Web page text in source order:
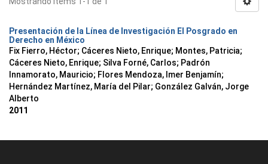
Presentación de la Línea de Investigación El Posgrado en
Derecho en México
Fix Fierro, Héctor; Cáceres Nieto, Enrique; Montes, Patricia;
Cáceres Nieto, Enrique; Silva Forné, Carlos; Padrón
Innamorato, Mauricio; Flores Mendoza, Imer Benjamín;
Hernández Martínez, María del Pilar; González Galván, Jorge
Alberto
2011